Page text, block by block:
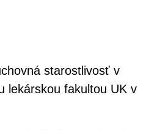
starostlivosť v
lekárskou fakultou UK v